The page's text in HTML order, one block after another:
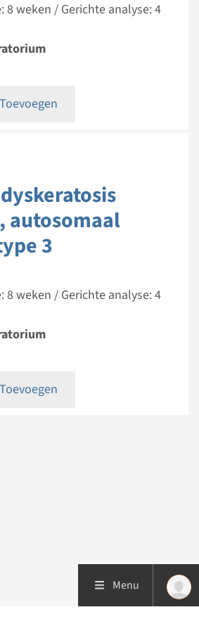
8 weken / Gerichte analyse: 4
Toevoegen
autosomaal
3
8 weken / Gerichte analyse: 4
Toevoegen
Menu